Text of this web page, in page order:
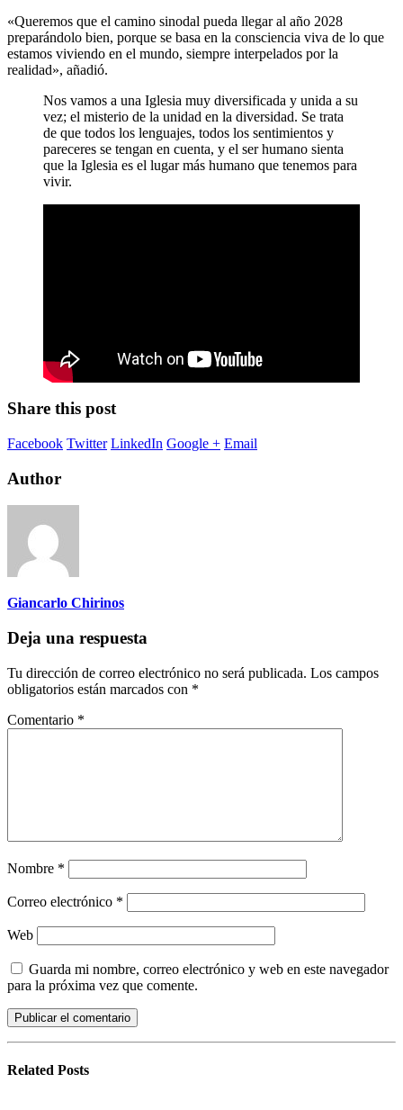
«Queremos que el camino sinodal pueda llegar al año 2028
preparándolo bien, porque se basa en la consciencia viva de lo que
estamos viviendo en el mundo, siempre interpelados por la
realidad», añadió.
Nos vamos a una Iglesia muy diversificada y unida a su
vez; el misterio de la unidad en la diversidad. Se trata
de que todos los lenguajes, todos los sentimientos y
pareceres se tengan en cuenta, y el ser humano sienta
que la Iglesia es el lugar más humano que tenemos para
vivir.
Share this post
Facebook Twitter LinkedIn Google + Email
Author
Giancarlo Chirinos
Deja una respuesta
Tu dirección de correo electrónico no será publicada. Los campos
obligatorios están marcados con *
Comentario *
Nombre *
Correo electrónico *
Web
Guarda mi nombre, correo electrónico y web en este navegador
para la próxima vez que comente.
Related Posts